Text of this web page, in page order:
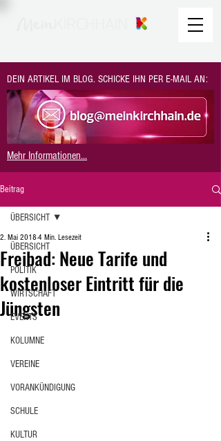
DEIN ARTIKEL IM BLOG. SCHICKE IHN PER E-MAIL AN:
Mehr Informationen...
Beitrag
ÜBERSICHT
POLITIK
WIRTSCHAFT
EVENTS
KOLUMNE
VEREINE
VORANKÜNDIGUNG
SCHULE
KULTUR
ÜBERSICHT
Freibad: Neue Tarife und
kostenloser Eintritt für die
Jüngsten
2. Mai 2018 4 Min. Lesezeit